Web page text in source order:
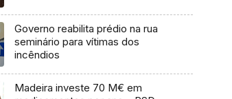
Governo reabilita prédio na rua
seminário para vítimas dos
incêndios
Madeira investe 70 M€ em